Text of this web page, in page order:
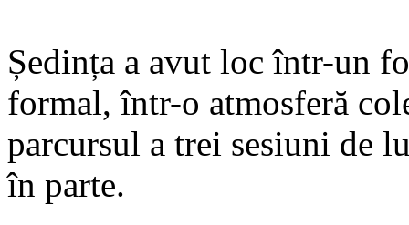
Ședința a avut loc într-un
formal, într-o atmosferă
parcursul a trei sesiuni de
în parte.